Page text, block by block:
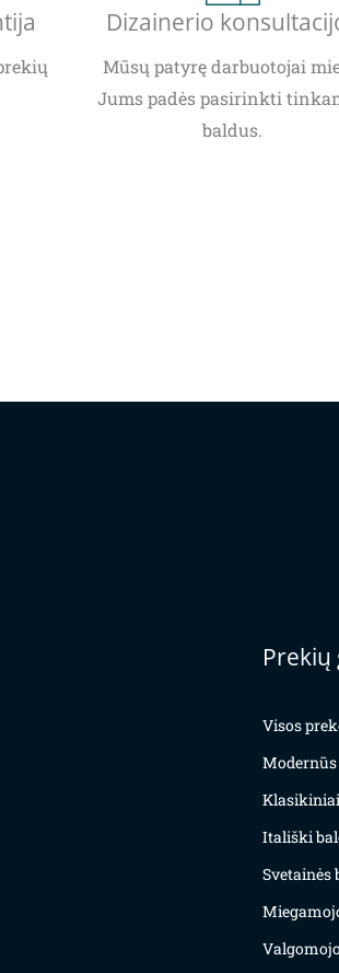
Dizainerio
Mūsų patyrę darbuotojai
Jums padės pasirinkti
baldus.
Prekių
Visos
Itališki
Svetainės